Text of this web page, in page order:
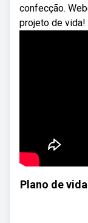
confecção.
projeto de vida!
Plano de